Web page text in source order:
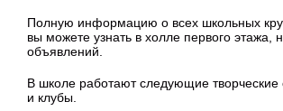
Полную информацию о всех школьных
вы можете узнать в холле первого этажа,
объявлений.
В школе работают следующие творческие
и клубы.